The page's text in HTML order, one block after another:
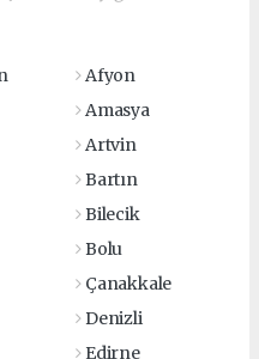
Afyon
Amasya
Artvin
Bartın
Bilecik
Bolu
Çanakkale
Denizli
Edirne